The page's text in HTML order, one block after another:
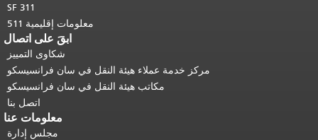
SF 311
معلومات إقليمية 511
ابقَ على اتصال
شكاوى التمييز
مركز خدمة عملاء هيئة النقل في سان فرانسيسكو
مكاتب هيئة النقل في سان فرانسيسكو
اتصل بنا
معلومات عنا
مجلس إدارة